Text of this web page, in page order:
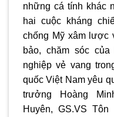
những cá tính khác
hai cuộc kháng
chống Mỹ xâm lược
bảo, chăm sóc
nghiệp vẻ vang
quốc Việt Nam yêu
trưởng Hoàng
Huyên, GS.VS